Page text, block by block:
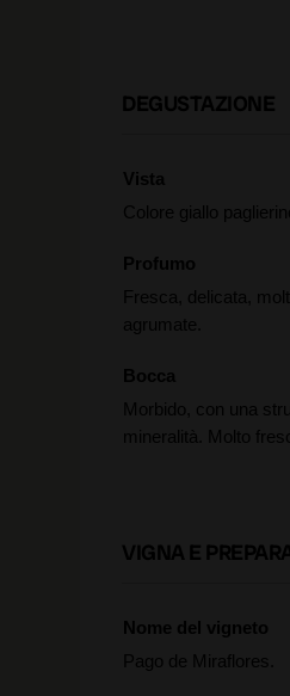
DEGUSTAZIONE
Vista
Colore giallo
Profumo
Fresca, delicata,
agrumate.
Bocca
Morbido, con una
mineralità. Molto
VIGNA E
Nome del vigneto
Pago de Miraflores.